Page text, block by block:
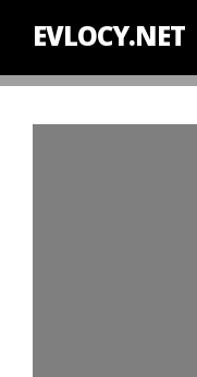
EVLOCY.NET